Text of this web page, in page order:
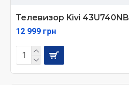
Телевизор Kivi 43U740NB
12 999 грн